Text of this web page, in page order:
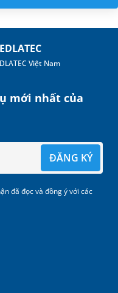
Việt Nam
mới nhất của
ĐĂNG KÝ
đã đọc và đồng ý với các